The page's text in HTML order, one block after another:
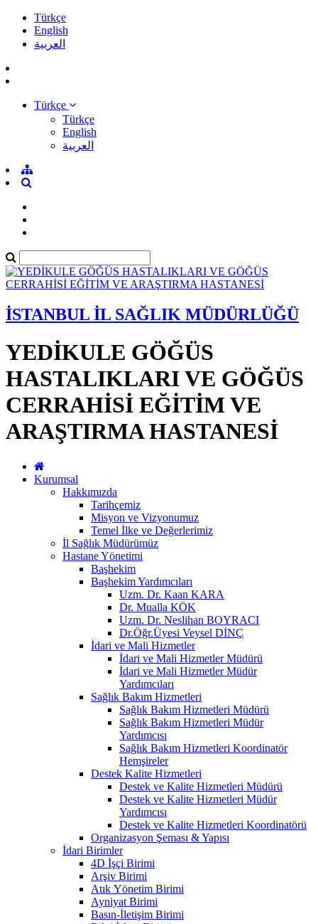
Türkçe
English
العربية
Türkçe
Türkçe
English
العربية
İSTANBUL İL SAĞLIK MÜDÜRLÜĞÜ
YEDİKULE GÖĞÜS
HASTALIKLARI VE GÖĞÜS
CERRAHİSİ EĞİTİM VE
ARAŞTIRMA HASTANESİ
Kurumsal
Hakkımızda
Tarihçemiz
Misyon ve Vizyonumuz
Temel İlke ve Değerlerimiz
İl Sağlık Müdürümüz
Hastane Yönetimi
Başhekim
Başhekim Yardımcıları
Uzm. Dr. Kaan KARA
Dr. Mualla KÖK
Uzm. Dr. Neslihan BOYRACI
Dr.Öğr.Üyesi Veysel DİNÇ
İdari ve Mali Hizmetler
İdari ve Mali Hizmetler Müdürü
İdari ve Mali Hizmetler Müdür
Yardımcıları
Sağlık Bakım Hizmetleri
Sağlık Bakım Hizmetleri Müdürü
Sağlık Bakım Hizmetleri Müdür
Yardımcısı
Sağlık Bakım Hizmetleri Koordinatör
Hemşireler
Destek Kalite Hizmetleri
Destek ve Kalite Hizmetleri Müdürü
Destek ve Kalite Hizmetleri Müdür
Yardımcısı
Destek ve Kalite Hizmetleri Koordinatörü
Organizasyon Şeması & Yapısı
İdari Birimler
4D İşçi Birimi
Arşiv Birimi
Atık Yönetim Birimi
Ayniyat Birimi
Basın-İletişim Birimi